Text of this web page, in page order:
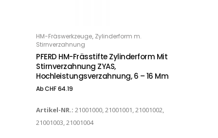
OPTIONS
HM-Fräswerkzeuge, Zylinderform m.
Stirnverzahnung
PFERD HM-Frässtifte Zylinderform Mit
Stirnverzahnung ZYAS,
Hochleistungsverzahnung, 6 – 16 Mm
AbCHF64.19
Artikel-NR.: 21001000, 21001001, 21001002,
21001003, 21001004